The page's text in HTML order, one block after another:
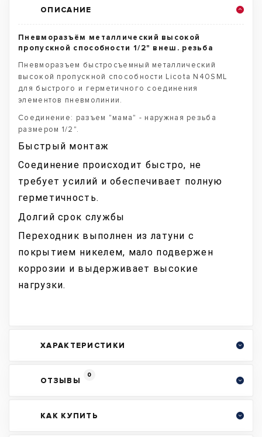
ОПИСАНИЕ
Пневморазъём металлический высокой
пропускной способности 1/2" внеш. резьба
Пневморазъем быстросъемный металлический
высокой пропускной способности Licota N40SML
для быстрого и герметичного соединения
элементов пневмолинии.
Соединение: разъем "мама" - наружная резьба
размером 1/2".
Быстрый монтаж
Соединение происходит быстро, не
требует усилий и обеспечивает полную
герметичность.
Долгий срок службы
Переходник выполнен из латуни с
покрытием никелем, мало подвержен
коррозии и выдерживает высокие
нагрузки.
ХАРАКТЕРИСТИКИ
ОТЗЫВЫ
0
КАК КУПИТЬ